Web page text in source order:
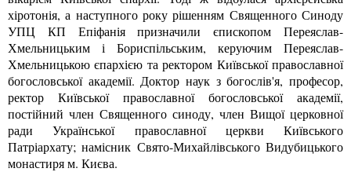
хіротонія, а наступного року рішенням Священного Синоду
УПЦ КП Епіфанія призначили єпископом Переяслав-
Хмельницьким і Бориспільським, керуючим Переяслав-
Хмельницькою єпархією та ректором Київської православної
богословської академії. Доктор наук з богослів'я, професор,
ректор Київської православної богословської академії,
постійний член Священного синоду, член Вищої церковної
ради Української православної церкви Київського
Патріархату; намісник Свято-Михайлівського Видубицького
монастиря м. Києва.